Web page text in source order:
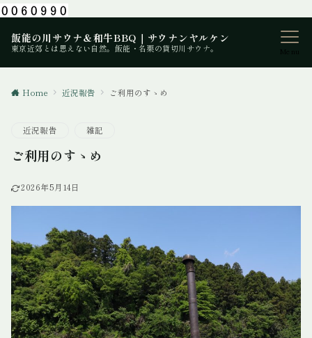
飯能の川サウナ＆和牛BBQ｜サウナンヤルケン
東京近郊とは思えない自然。飯能・名栗の貸切川サウナ。 Menu
Home 近況報告 ご利用のすゝめ
近況報告 雑記
ご利用のすゝめ
2026年5月14日